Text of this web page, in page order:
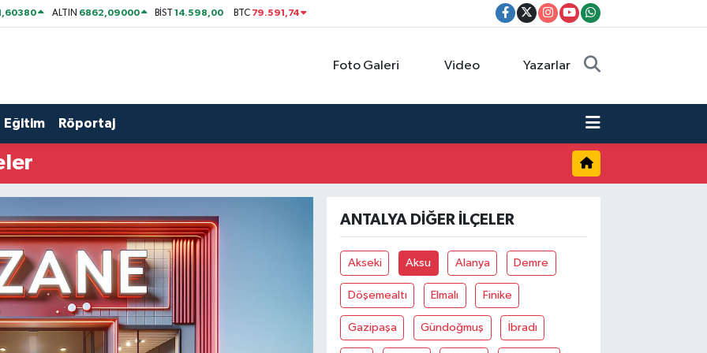
ALTIN 6862,09000 BİST14.598,00 BTC 79.591,74
Foto Galeri Video Yazarlar
Eğitim Röportaj
ANTALYA DIĞER İLÇELER
Akseki Aksu Alanya Demre
Döşemealtı Elmalı Finike
Gazipaşa Gündoğmuş İbradı